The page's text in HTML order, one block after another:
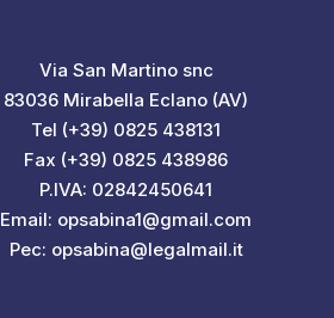
Via San Martino snc
83036 Mirabella Eclano (AV)
Tel (+39) 0825 438131
Fax (+39) 0825 438986
P.IVA: 02842450641
Email: opsabina1@gmail.com
Pec: opsabina@legalmail.it